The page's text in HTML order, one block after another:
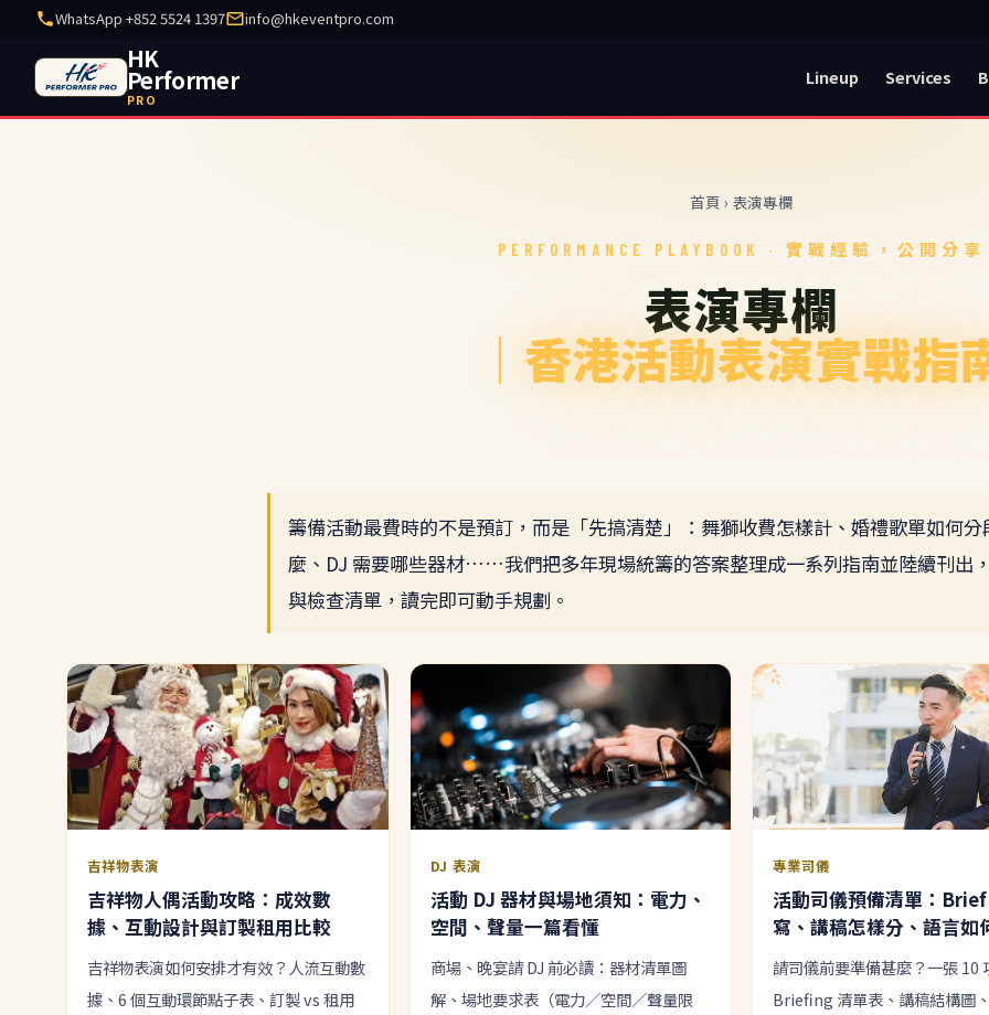
WhatsApp +852 5524 1397 info@hkeventpro.com
HK
Performer
PRO
Lineup Services
首頁 › 表演專欄
PERFORMANCE PLAYBOOK · 實戰經驗，公開分享
表演專欄
｜香港活動表演實戰指
籌備活動最費時的不是預訂，而是「先搞清楚」：舞獅收費怎樣計、婚禮歌單如何
麼、DJ 需要哪些器材……我們把多年現場統籌的答案整理成一系列指南並陸續刊出
與檢查清單，讀完即可動手規劃。
吉祥物表演
吉祥物人偶活動攻略：成效數
據、互動設計與訂製租用比較
吉祥物表演如何安排才有效？人流互動數
據、6 個互動環節點子表、訂製 vs 租用
DJ 表演
活動 DJ 器材與場地須知：電力、
空間、聲量一篇看懂
商場、晚宴請 DJ 前必讀：器材清單圖
解、場地要求表（電力／空間／聲量限
專業司儀
活動司儀預備清單：
寫、講稿怎樣分、語言如
請司儀前要準備甚麼？一張 10
Briefing 清單表、講稿結構圖